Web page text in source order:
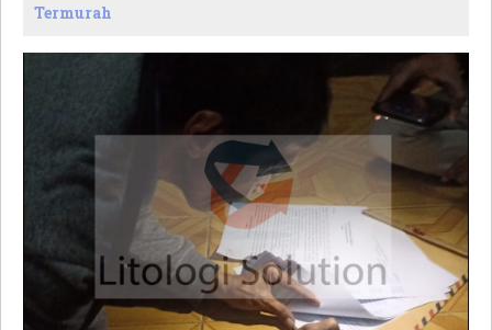
Termurah